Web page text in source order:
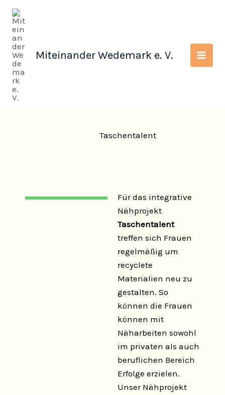
Zum
Inhalt
springen
Miteinander Wedemark e. V.
Taschentalent
Für das integrative
Nähprojekt
Taschentalent
treffen sich Frauen
regelmäßig um
recyclete
Materialien neu zu
gestalten. So
können die Frauen
können mit
Näharbeiten sowohl
im privaten als auch
beruflichen Bereich
Erfolge erzielen.
Unser Nähprojekt